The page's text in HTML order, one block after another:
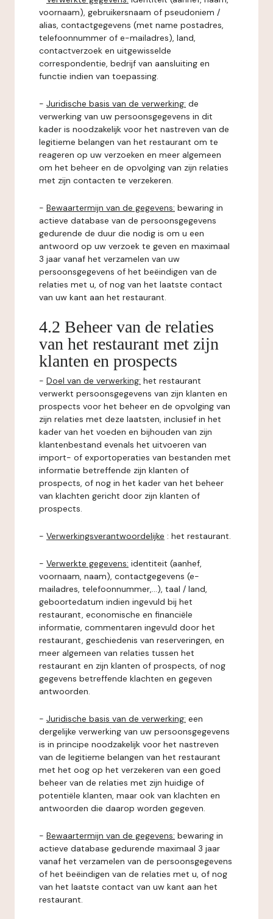
voornaam), gebruikersnaam of pseudoniem /
alias, contactgegevens (met name postadres,
telefoonnummer of e-mailadres), land,
contactverzoek en uitgewisselde
correspondentie, bedrijf van aansluiting en
functie indien van toepassing.
- Juridische basis van de verwerking: de
verwerking van uw persoonsgegevens in dit
kader is noodzakelijk voor het nastreven van de
legitieme belangen van het restaurant om te
reageren op uw verzoeken en meer algemeen
om het beheer en de opvolging van zijn relaties
met zijn contacten te verzekeren.
- Bewaartermijn van de gegevens: bewaring in
actieve database van de persoonsgegevens
gedurende de duur die nodig is om u een
antwoord op uw verzoek te geven en maximaal
3 jaar vanaf het verzamelen van uw
persoonsgegevens of het beëindigen van de
relaties met u, of nog van het laatste contact
van uw kant aan het restaurant.
4.2 Beheer van de relaties
van het restaurant met zijn
klanten en prospects
- Doel van de verwerking: het restaurant
verwerkt persoonsgegevens van zijn klanten en
prospects voor het beheer en de opvolging van
zijn relaties met deze laatsten, inclusief in het
kader van het voeden en bijhouden van zijn
klantenbestand evenals het uitvoeren van
import- of exportoperaties van bestanden met
informatie betreffende zijn klanten of
prospects, of nog in het kader van het beheer
van klachten gericht door zijn klanten of
prospects.
- Verwerkingsverantwoordelijke : het restaurant.
- Verwerkte gegevens: identiteit (aanhef,
voornaam, naam), contactgegevens (e-
mailadres, telefoonnummer,...), taal / land,
geboortedatum indien ingevuld bij het
restaurant, economische en financiële
informatie, commentaren ingevuld door het
restaurant, geschiedenis van reserveringen, en
meer algemeen van relaties tussen het
restaurant en zijn klanten of prospects, of nog
gegevens betreffende klachten en gegeven
antwoorden.
- Juridische basis van de verwerking: een
dergelijke verwerking van uw persoonsgegevens
is in principe noodzakelijk voor het nastreven
van de legitieme belangen van het restaurant
met het oog op het verzekeren van een goed
beheer van de relaties met zijn huidige of
potentiële klanten, maar ook van klachten en
antwoorden die daarop worden gegeven.
- Bewaartermijn van de gegevens: bewaring in
actieve database gedurende maximaal 3 jaar
vanaf het verzamelen van de persoonsgegevens
of het beëindigen van de relaties met u, of nog
van het laatste contact van uw kant aan het
restaurant.